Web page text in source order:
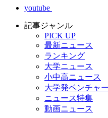
youtube
記事ジャンル
PICK UP
最新ニュース
ランキング
大学ニュース
小中高ニュース
大学発ベンチャー
ニュース特集
動画ニュース